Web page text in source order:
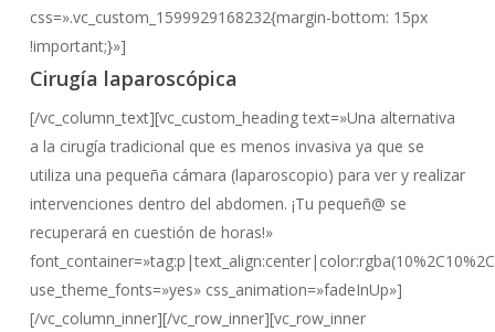
css=».vc_custom_1599929168232{margin-bottom: 15px
!important;}»]
Cirugía laparoscópica
[/vc_column_text][vc_custom_heading text=»Una alternativa
a la cirugía tradicional que es menos invasiva ya que se
utiliza una pequeña cámara (laparoscopio) para ver y realizar
intervenciones dentro del abdomen. ¡Tu pequeñ@ se
recuperará en cuestión de horas!»
use_theme_fonts=»yes» css_animation=»fadeInUp»]
[/vc_column_inner][/vc_row_inner][vc_row_inner